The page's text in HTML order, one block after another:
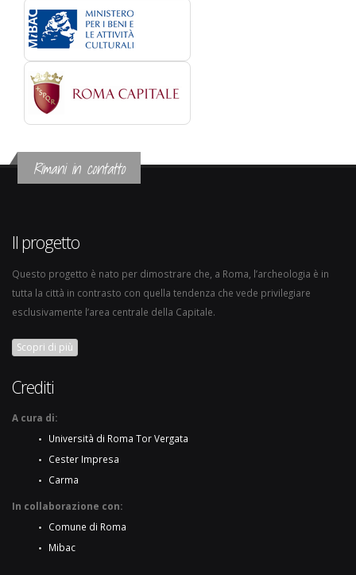
Rimani in contatto
Il progetto
Questo progetto è nato per dimostrare che, a Roma, l’archeologia è in
tutta la città in contrasto con quella tendenza che vede privilegiare
esclusivamente l’area centrale della Capitale.
Scopri di più
Crediti
A cura di:
Università di Roma Tor Vergata
Cester Impresa
Carma
In collaborazione con:
Comune di Roma
Mibac